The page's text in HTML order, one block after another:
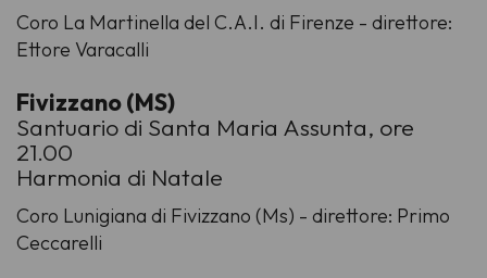
Coro La Martinella del C.A.I. di Firenze - direttore:
Ettore Varacalli
Fivizzano (MS)
Santuario di Santa Maria Assunta, ore
21.00
Harmonia di Natale
Coro Lunigiana di Fivizzano (Ms) - direttore: Primo
Ceccarelli